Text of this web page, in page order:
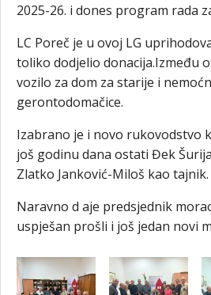
2025-26. i dones program rada
LC Poreč je u ovoj LG
toliko dodjelio donacija.Između
vozilo za dom za starije i
gerontodomačice.
Izabrano je i novo rukovodstvo
još godinu dana ostati Đek
Zlatko Janković-Miloš kao tajnik.
Naravno d aje predsjednik
uspješan prošli i još jedan novi